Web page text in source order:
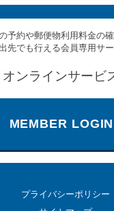
予約や郵便物利用料金の確
先でも行える会員専用サ
オンラインサービ
MEMBER LOGIN
プライバシーポリシー